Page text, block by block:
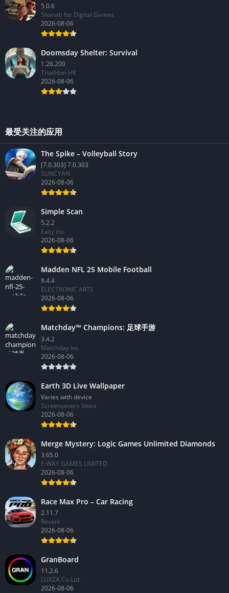
5.0.6
Shanab for Digital Games
2026-08-06
Doomsday Shelter: Survival
1.26.200
Triathlon HK
2026-08-06
最受关注的应用
The Spike – Volleyball Story
[7.0.303] 7.0.303
SUNCYAN
2026-08-06
Simple Scan
5.2.2
Easy inc.
2026-08-06
Madden NFL 25 Mobile Football
9.4.4
ELECTRONIC ARTS
2026-08-06
Matchday™ Champions: 足球手游
3.4.2
Matchday Inc.
2026-08-06
Earth 3D Live Wallpaper
Varies with device
Screensavers Store
2026-08-06
Merge Mystery: Logic Games Unlimited Diamonds
3.65.0
F-WAY GAMES LIMITED
2026-08-06
Race Max Pro – Car Racing
2.11.7
Revani
2026-08-06
GranBoard
11.2.6
LUXZA Co.Ltd.
2026-08-06